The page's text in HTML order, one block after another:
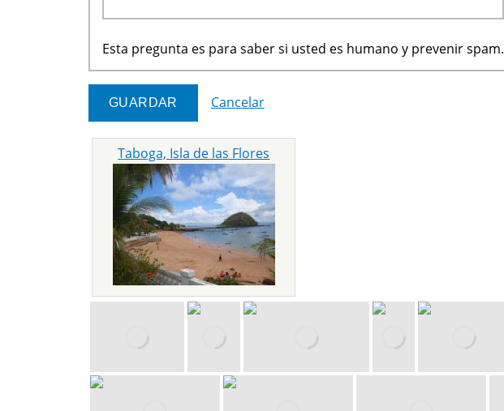
Esta pregunta es para saber si usted es humano y prevenir spam.
Cancelar
Taboga, Isla de las Flores